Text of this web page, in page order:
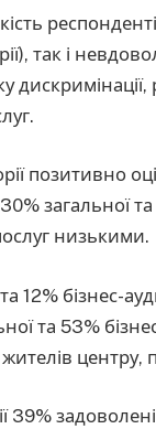
так і
позитивно
загальної
низькими.
12% бізнес-
та 53%
центру,
39%